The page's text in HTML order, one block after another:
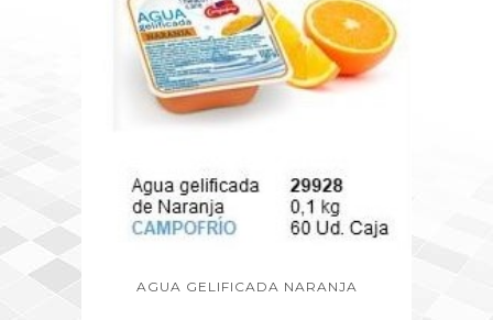
AGUA GELIFICADA NARANJA